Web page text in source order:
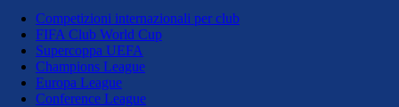
Competizioni internazionali per club
FIFA Club World Cup
Supercoppa UEFA
Champions League
Europa League
Conference League